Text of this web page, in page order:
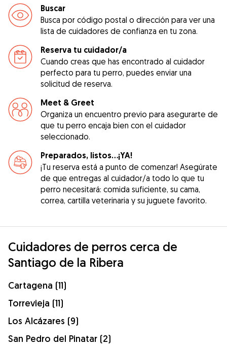
Buscar
Busca por código postal o dirección para ver una
lista de cuidadores de confianza en tu zona.
Reserva tu cuidador/a
Cuando creas que has encontrado al cuidador
perfecto para tu perro, puedes enviar una
solicitud de reserva.
Meet & Greet
Organiza un encuentro previo para asegurarte de
que tu perro encaja bien con el cuidador
seleccionado.
Preparados, listos...¡YA!
¡Tu reserva está a punto de comenzar! Asegúrate
de que entregas al cuidador/a todo lo que tu
perro necesitará: comida suficiente, su cama,
correa, cartilla veterinaria y su juguete favorito.
Cuidadores de perros cerca de
Santiago de la Ribera
Cartagena (11)
Torrevieja (11)
Los Alcázares (9)
San Pedro del Pinatar (2)